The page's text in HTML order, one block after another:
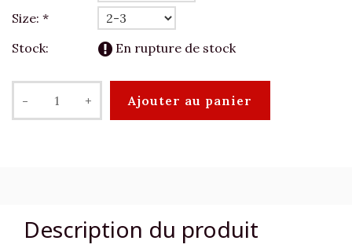
Size: *
Stock:
En rupture de stock
- + Ajouter au panier
Description du produit